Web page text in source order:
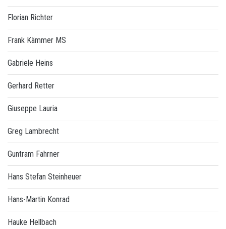
Florian Richter
Frank Kämmer MS
Gabriele Heins
Gerhard Retter
Giuseppe Lauria
Greg Lambrecht
Guntram Fahrner
Hans Stefan Steinheuer
Hans-Martin Konrad
Hauke Hellbach